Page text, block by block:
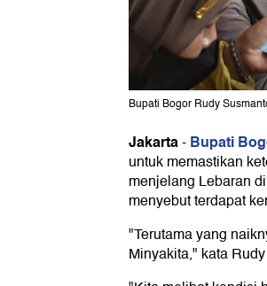
Bupati Bogor Rudy
Jakarta-Bupati
untuk memastikan
menjelang Lebaran
menyebut terdapat
"Terutama yang
Minyakita," kata